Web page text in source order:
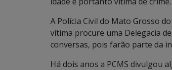
A Polícia Civil do Mato Grosso
vítima procure uma Delegacia
conversas, pois farão parte da
Há dois anos a PCMS divulgou